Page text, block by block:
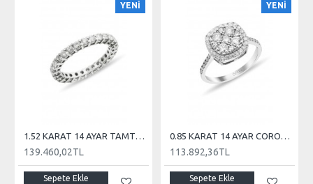
YENİ
1.52 KARAT 14 AYAR TAMTUR PIRLANTA
139.460,02TL
Sepete Ekle
YENİ
0.85 KARAT 14 AYAR CORONET PIRLANTA
113.892,36TL
Sepete Ekle